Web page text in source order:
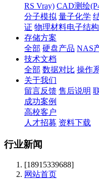
RS Vray) CAD测绘
分子模拟 量子化学
证 物理材料电子结构
存储方案
全部 硬盘产品 NAS
技术文档
全部 数据对比 操作
关于我们
留言反馈 售后说明
成功案例
高校客户
人才招募 资料下载
行业新闻
[18915339688]
网站首页